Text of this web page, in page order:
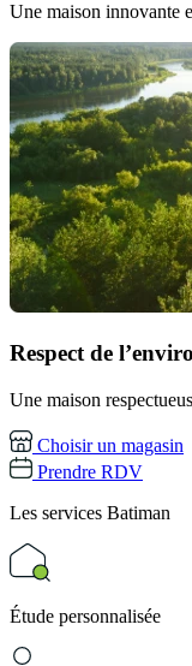
Une maison innovante
Respect de
Une maison
Choisir un magasin
Prendre RDV
Les services Batiman
Étude personnalisée